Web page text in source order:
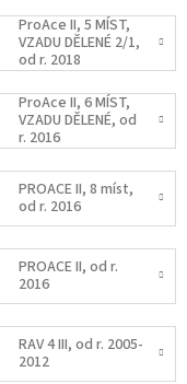
ProAce II, 5 MÍST,
VZADU DĚLENÉ 2/1,
od r. 2018
ProAce II, 6 MÍST,
VZADU DĚLENÉ, od
r. 2016
PROACE II, 8 míst,
od r. 2016
PROACE II, od r.
2016
RAV 4 III, od r. 2005-
2012